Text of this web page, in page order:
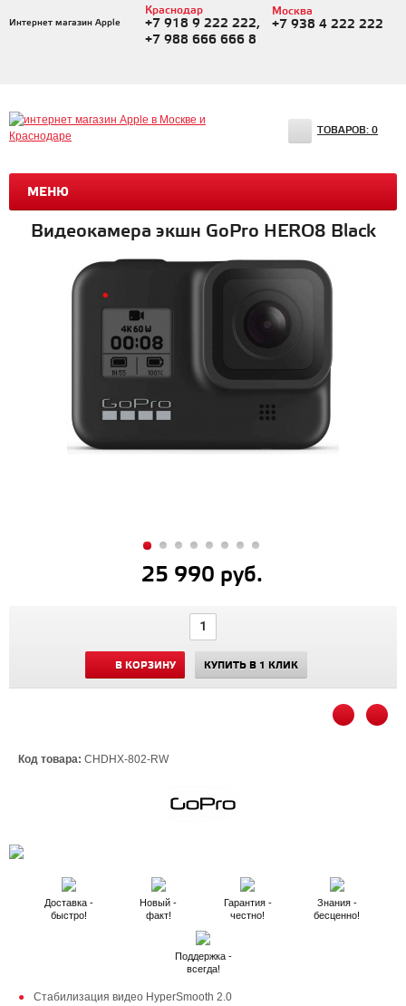
Интернет магазин Apple
Краснодар
+7 918 9 222 222,
+7 988 666 666 8
Москва
+7 938 4 222 222
МЕНЮ
ТОВАРОВ: 0
Видеокамера экшн GoPro HERO8 Black
25 990 руб.
В КОРЗИНУ КУПИТЬ В 1 КЛИК
Код товара: CHDHX-802-RW
Доставка -
быстро!
Новый -
факт!
Гарантия -
честно!
Знания -
бесценно!
Поддержка -
всегда!
Стабилизация видео HyperSmooth 2.0